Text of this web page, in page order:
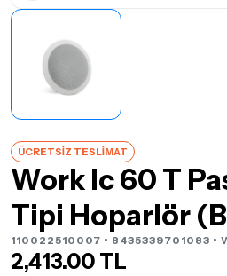
ÜCRETSİZ TESLİMAT
Work Ic 60 T
Tipi Hoparlör
110022510007 • 8435339701083 •
2,413.00 TL